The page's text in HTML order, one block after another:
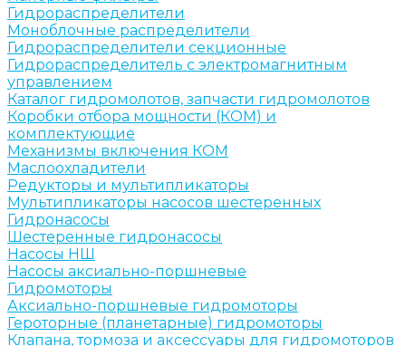
Гидрораспределители
Моноблочные распределители
Гидрораспределители секционные
Гидрораспределитель с электромагнитным
управлением
Каталог гидромолотов, запчасти гидромолотов
Коробки отбора мощности (КОМ) и
комплектующие
Механизмы включения КОМ
Маслоохладители
Редукторы и мультипликаторы
Мультипликаторы насосов шестеренных
Гидронасосы
Шестеренные гидронасосы
Насосы НШ
Насосы аксиально-поршневые
Гидромоторы
Аксиально-поршневые гидромоторы
Героторные (планетарные) гидромоторы
Клапана, тормоза и аксессуары для гидромоторов